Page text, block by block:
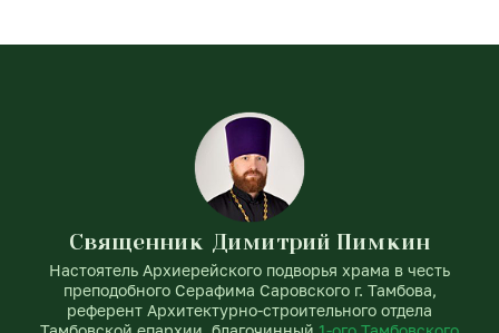
Священник Димитрий Пимкин
Настоятель Архиерейского подворья храма в честь
преподобного Серафима Саровского г. Тамбова,
референт Архитектурно-строительного отдела